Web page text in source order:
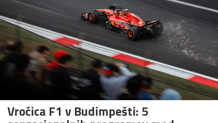
Vročica F1 v Budimpešti: 5